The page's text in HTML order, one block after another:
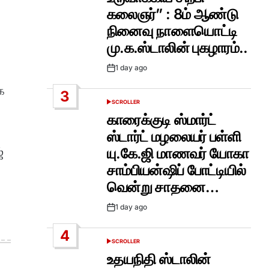
கலைஞர்” : 8ம் ஆண்டு
நினைவு நாளையொட்டி
மு.க.ஸ்டாலின் புகழாரம்..
Post1 day ago
3
POSTED
SCROLLER
காரைக்குடி ஸ்மார்ட்
ஸ்டார்ட் மழலையர் பள்ளி
யு.கே.ஜி மாணவர் யோகா
சாம்பியன்ஷிப் போட்டியில்
வென்று சாதனை…
Post1 day ago
4
POSTED
SCROLLER
உதயநிதி ஸ்டாலின்